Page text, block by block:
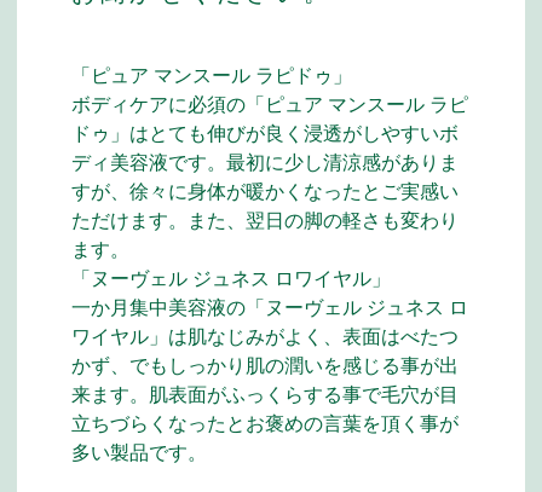
「ピュア マンスール ラピドゥ」
ボディケアに必須の「ピュア マンスール ラピ
ドゥ」はとても伸びが良く浸透がしやすいボ
ディ美容液です。最初に少し清涼感がありま
すが、徐々に身体が暖かくなったとご実感い
ただけます。また、翌日の脚の軽さも変わり
ます。
「ヌーヴェル ジュネス ロワイヤル」
一か月集中美容液の「ヌーヴェル ジュネス ロ
ワイヤル」は肌なじみがよく、表面はべたつ
かず、でもしっかり肌の潤いを感じる事が出
来ます。肌表面がふっくらする事で毛穴が目
立ちづらくなったとお褒めの言葉を頂く事が
多い製品です。